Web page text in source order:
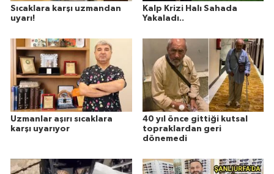
Sıcaklara karşı uzmandan
uyarı!
Kalp Krizi Halı Sahada
Yakaladı..
Uzmanlar aşırı sıcaklara
karşı uyarıyor
40 yıl önce gittiği kutsal
topraklardan geri
dönemedi